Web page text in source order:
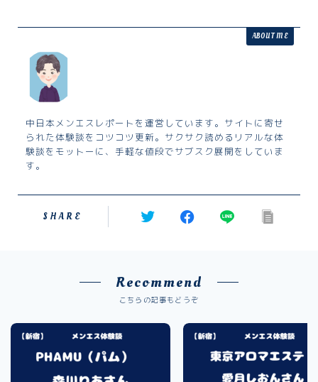
ABOUT ME
中日本メンエスレポートを運営しています。サイトに寄せ
られた体験談をコツコツ更新。サクサク読めるリアルな体
験談をモットーに、手軽な値段でサブスク展開をしていま
す。
SHARE
Recommend
こちらの記事もどうぞ